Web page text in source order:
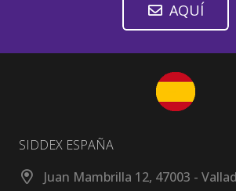
AQUÍ
SIDDEX ESPAÑA
Juan Mambrilla 12, 47003 -